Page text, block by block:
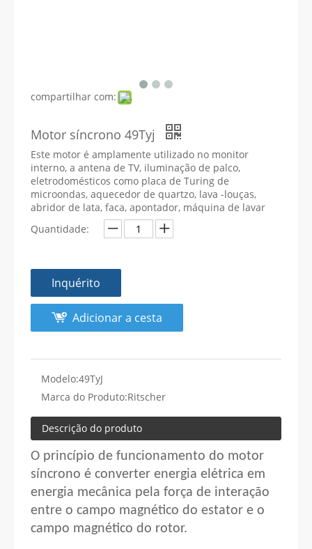
compartilhar com:
Motor síncrono 49Tyj
Este motor é amplamente utilizado no monitor
interno, a antena de TV, iluminação de palco,
eletrodomésticos como placa de Turing de
microondas, aquecedor de quartzo, lava -louças,
abridor de lata, faca, apontador, máquina de lavar
Quantidade:
Inquérito
Adicionar a cesta
Modelo:49TyJ
Marca do Produto:Ritscher
Descrição do produto
O princípio de funcionamento do motor
síncrono é converter energia elétrica em
energia mecânica pela força de interação
entre o campo magnético do estator e o
campo magnético do rotor.